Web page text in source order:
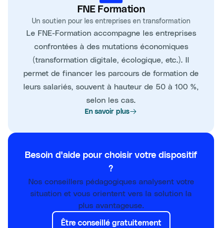
FNE Formation
Un soutien pour les entreprises en transformation
Le FNE-Formation accompagne les entreprises
confrontées à des mutations économiques
(transformation digitale, écologique, etc.). Il
permet de financer les parcours de formation de
leurs salariés, souvent à hauteur de 50 à 100 %,
selon les cas.
En savoir plus
Besoin d'aide pour choisir votre dispositif
?
Nos conseillers pédagogiques analysent votre
situation et vous orientent vers la solution la
plus avantageuse.
Être conseillé gratuitement